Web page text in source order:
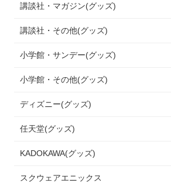
講談社・マガジン(グッズ)
講談社・その他(グッズ)
小学館・サンデー(グッズ)
小学館・その他(グッズ)
ディズニー(グッズ)
任天堂(グッズ)
KADOKAWA(グッズ)
スクウェアエニックス